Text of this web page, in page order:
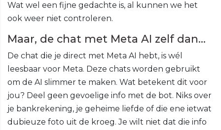
Wat wel een fijne gedachte is, al kunnen we het
ook weer niet controleren.
Maar, de chat met Meta AI zelf dan…
De chat die je direct met Meta AI hebt, is wél
leesbaar voor Meta. Deze chats worden gebruikt
om de AI slimmer te maken. Wat betekent dit voor
jou? Deel geen gevoelige info met de bot. Niks over
je bankrekening, je geheime liefde of die ene ietwat
dubieuze foto uit de kroeg. Je wilt niet dat die info